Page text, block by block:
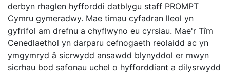
derbyn rhaglen hyfforddi datblygu staff PROMPT
Cymru gymeradwy. Mae timau cyfadran lleol yn
gyfrifol am drefnu a chyflwyno eu cyrsiau. Mae'r Tîm
Cenedlaethol yn darparu cefnogaeth reolaidd ac yn
ymgymryd â sicrwydd ansawdd blynyddol er mwyn
sicrhau bod safonau uchel o hyfforddiant a dilysrwydd